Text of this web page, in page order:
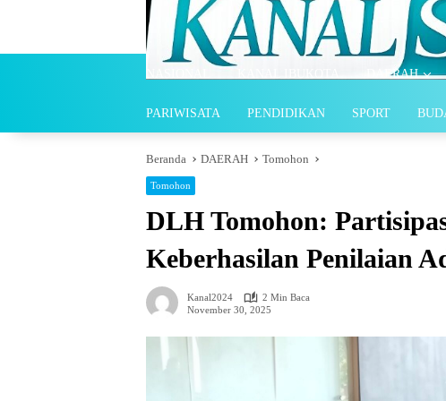
DAERAH
PARIWISATA PENDIDIKAN SPORT
Beranda DAERAH Tomohon
Tomohon
DLH Tomohon:
Keberhasilan Penilaian
Kanal2024
2 Min Baca
November 30, 2025